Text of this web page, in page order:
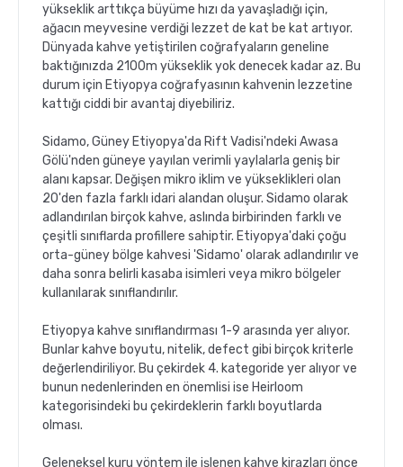
yükseklik arttıkça büyüme hızı da yavaşladığı için,
ağacın meyvesine verdiği lezzet de kat be kat artıyor.
Dünyada kahve yetiştirilen coğrafyaların geneline
baktığınızda 2100m yükseklik yok denecek kadar az. Bu
durum için Etiyopya coğrafyasının kahvenin lezzetine
kattığı ciddi bir avantaj diyebiliriz.
Sidamo, Güney Etiyopya'da Rift Vadisi'ndeki Awasa
Gölü'nden güneye yayılan verimli yaylalarla geniş bir
alanı kapsar. Değişen mikro iklim ve yükseklikleri olan
20'den fazla farklı idari alandan oluşur. Sidamo olarak
adlandırılan birçok kahve, aslında birbirinden farklı ve
çeşitli sınıflarda profillere sahiptir. Etiyopya'daki çoğu
orta-güney bölge kahvesi 'Sidamo' olarak adlandırılır ve
daha sonra belirli kasaba isimleri veya mikro bölgeler
kullanılarak sınıflandırılır.
Etiyopya kahve sınıflandırması 1-9 arasında yer alıyor.
Bunlar kahve boyutu, nitelik, defect gibi birçok kriterle
değerlendiriliyor. Bu çekirdek 4. kategoride yer alıyor ve
bunun nedenlerinden en önemlisi ise Heirloom
kategorisindeki bu çekirdeklerin farklı boyutlarda
olması.
Geleneksel kuru yöntem ile işlenen kahve kirazları önce